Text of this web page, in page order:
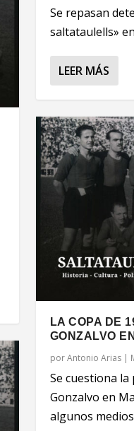
Se repasan
saltataulells»
LEER MÁS
LA COPA DE
GONZALVO
porAntonio Arias|
Se cuestiona
Gonzalvo en
algunos